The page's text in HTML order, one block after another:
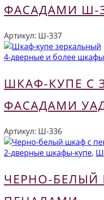
ФАСАДАМИ Ш-
Артикул: Ш-337
4-дверные и более
ШКАФ-КУПЕ С
ФАСАДАМИ
Артикул: Ш-336
2-дверные шкафы-купе,
ЧЕРНО-